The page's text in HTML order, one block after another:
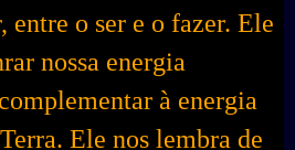
entre o ser e o fazer. Ele
nossa energia
à energia
Ele nos lembra de